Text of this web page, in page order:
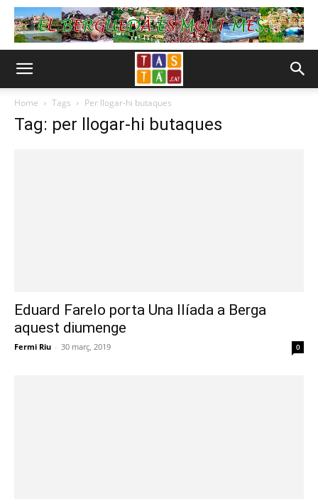
Home Tags Per llogar-hi butaques
Tag: per llogar-hi butaques
Eduard Farelo porta Una Ilíada a Berga
aquest diumenge
Fermi Riu - 30 març, 2019 0